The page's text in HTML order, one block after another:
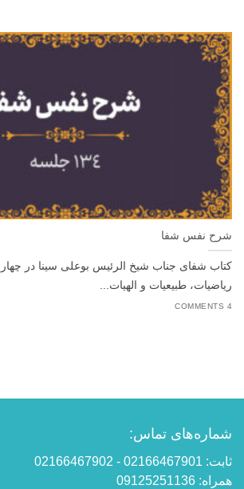
شرح نفس شفا
کتاب شفای جناب شیخ الرئیس بوعلی سینا در
ریاضیات، طبیعیات و الهیات...
4 COMMENTS
شماره‌های تماس:
ثابت: 02166467901 - 02166467902
همراه: 09125251136